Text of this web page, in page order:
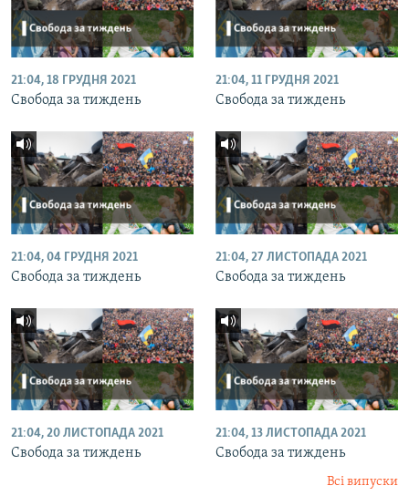
21:04, 18 ГРУДНЯ 2021
Свобода за тиждень
21:04, 11 ГРУДНЯ 2021
Свобода за тиждень
21:04, 04 ГРУДНЯ 2021
Свобода за тиждень
21:04, 27 ЛИСТОПАДА 2021
Свобода за тиждень
21:04, 20 ЛИСТОПАДА 2021
Свобода за тиждень
21:04, 13 ЛИСТОПАДА 2021
Свобода за тиждень
Всі випуски